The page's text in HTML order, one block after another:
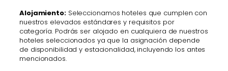
Alojamiento:Seleccionamos hoteles que cumplen con
nuestros elevados estándares y requisitos por
categoría. Podrás ser alojado en cualquiera de nuestros
hoteles seleccionados ya que la asignación depende
de disponibilidad y estacionalidad, incluyendo los antes
mencionados.